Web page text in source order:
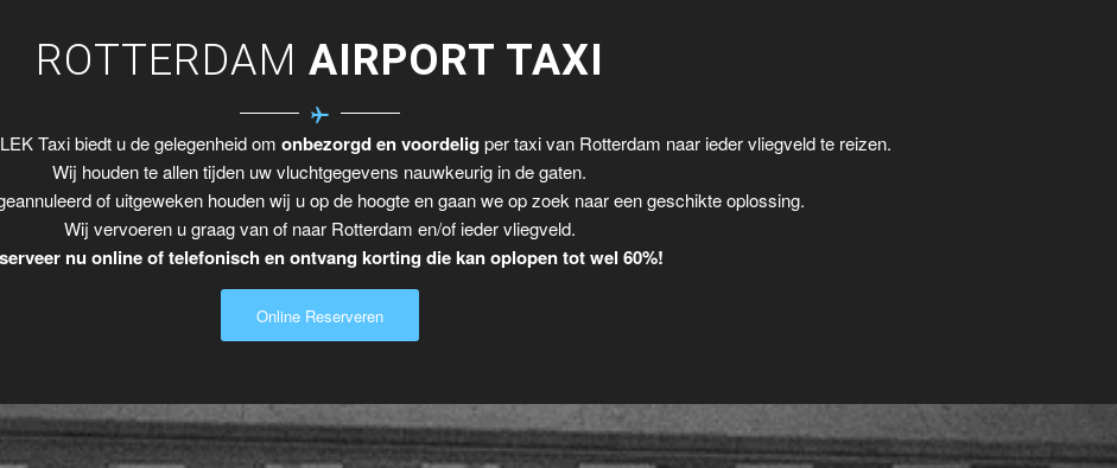
ROTTERDAM AIRPORT TAXI
Taxi biedt u de gelegenheid om onbezorgd en voordelig per taxi van Rotterdam naar ieder vliegveld te reizen.
Wij houden te allen tijden uw vluchtgegevens nauwkeurig in de gaten.
of uitgeweken houden wij u op de hoogte en gaan we op zoek naar een geschikte oplossing.
Wij vervoeren u graag van of naar Rotterdam en/of ieder vliegveld.
nu online of telefonisch en ontvang korting die kan oplopen tot wel 60%!
Online Reserveren